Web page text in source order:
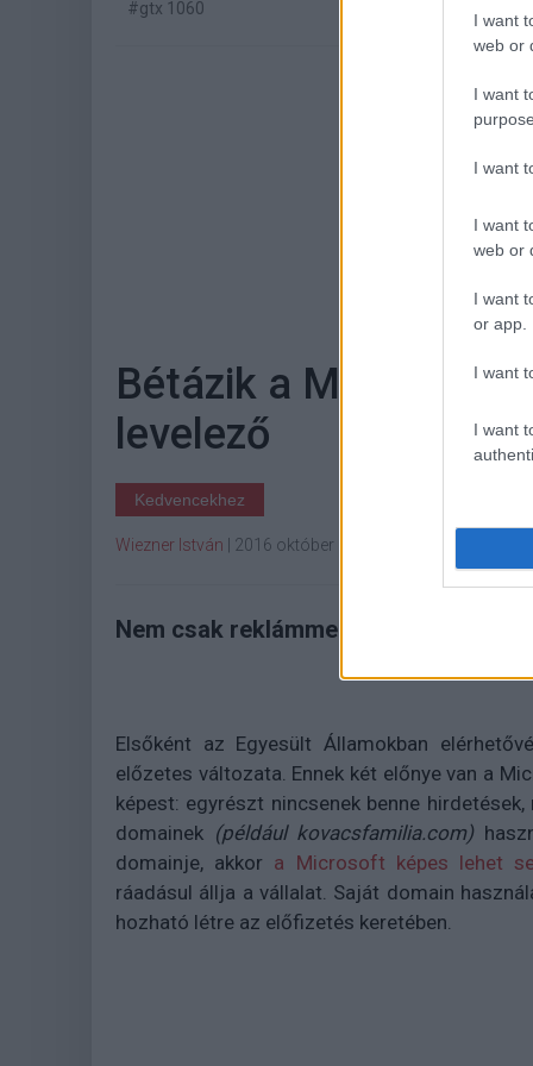
I want
web or
I want
I want
I want
web or
I want
or app.
I want
I want
#gtx 1060
Bétázik a Microsoft
levelező
Kedvencekhez
Wiezner István 2016 október 18. 18:30
Nem csak reklámmentes, de egyéni
Elsőként az Egyesült Államokban
előzetes változata. Ennek két előnye van a
képest: egyrészt nincsenek benne
domainek (például kovacsfamilia.com)
domainje, akkor a Microsoft képes lehet
ráadásul állja a vállalat. Saját domain
hozható létre az előfizetés keretében.